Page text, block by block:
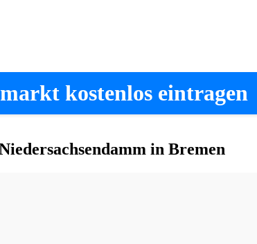
kostenlos eintragen
in Bremen